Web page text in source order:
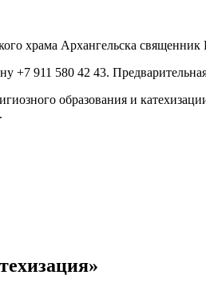
храма Архангельска
911 580 42 43. Предварительная
образования и